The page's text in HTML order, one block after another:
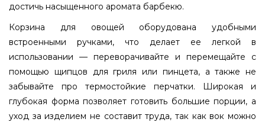
достичь насыщенного аромата барбекю.
Корзина для овощей оборудована удобными
встроенными ручками, что делает ее легкой в
использовании — переворачивайте и перемещайте с
помощью щипцов для гриля или пинцета, а также не
забывайте про термостойкие перчатки. Широкая и
глубокая форма позволяет готовить большие порции, а
уход за изделием не составит труда, так как вок можно